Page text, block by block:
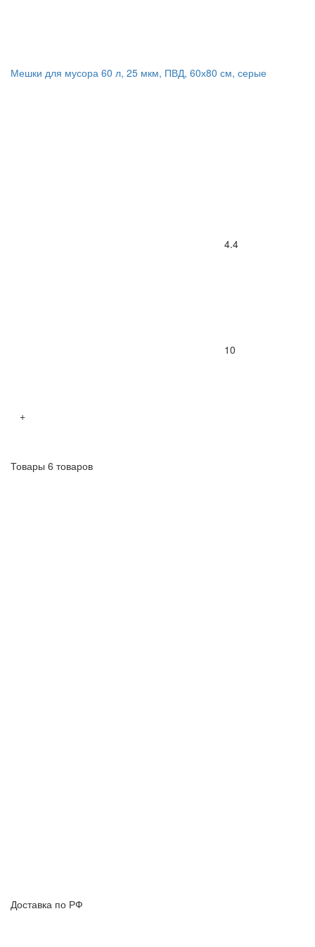
Мешки для мусора 60 л, 25 мкм, ПВД, 60х80 см, серые
4.4
10
+
Товары 6 товаров
Доставка по РФ